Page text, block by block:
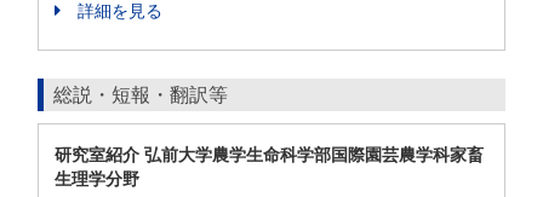
詳細を見る
総説・短報・翻訳等
研究室紹介 弘前大学農学生命科学部国際園芸農学科家畜
生理学分野